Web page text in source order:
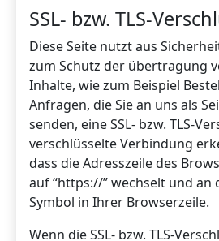
SSL- bzw. TLS-
Diese Seite nutzt aus
zum Schutz der übertragung
Inhalte, wie zum Beispiel
Anfragen, die Sie an uns als
senden, eine SSL- bzw. TLS-
verschlüsselte Verbindung
dass die Adresszeile des
auf “https://” wechselt und an
Symbol in Ihrer Browserzeile.
Wenn die SSL- bzw. TLS-